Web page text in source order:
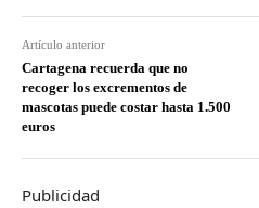
Artículo anterior
Cartagena recuerda que no
recoger los excrementos de
mascotas puede costar hasta 1.500
euros
Publicidad